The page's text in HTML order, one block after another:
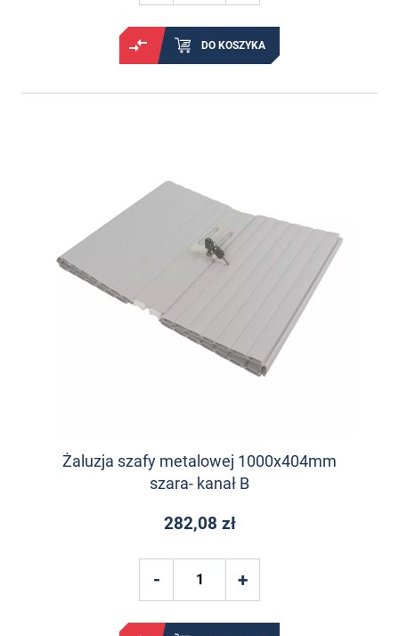
DO KOSZYKA
Żaluzja szafy metalowej 1000x404mm
szara- kanał B
282,08 zł